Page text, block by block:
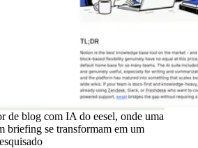
de blog com IA do eesel, onde uma
briefing se transformam em um